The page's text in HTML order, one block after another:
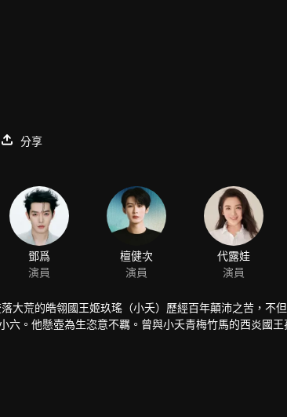
分享
鄧爲
演員
檀健次
演員
代露娃
演員
大荒的皓翎國王姬玖瑤（小夭）歷經百年顛沛之苦，不
六。他懸壺為生恣意不羈。曾與小夭青梅竹馬的西炎國
清水鎮的日子平淡溫馨，玟小六意外救了垂危的青丘公
小六和瑲玹相見不相識，幾經波折，才終與瑲玹相認，